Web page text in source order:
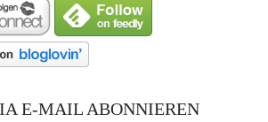
E-MAIL ABONNIEREN